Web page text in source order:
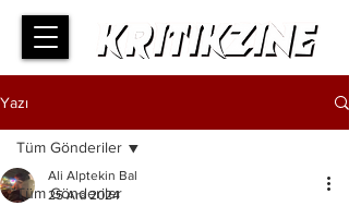
Yazı
Tüm Gönderiler
Tüm Gönderiler
Ali Alptekin Bal
25 Ara 2024